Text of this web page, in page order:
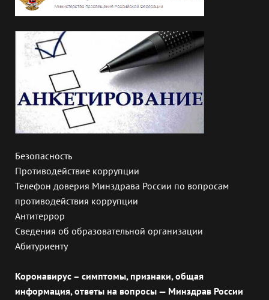
Безопасность
Противодействие коррупции
Телефон доверия Минздрава России по вопросам
противодействия коррупции
Антитеррор
Сведения об образовательной организации
Абитуриенту
Коронавирус – симптомы, признаки, общая
информация, ответы на вопросы — Минздрав России